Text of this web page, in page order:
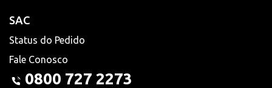
SAC
Status do Pedido
Fale Conosco
0800 727 2273